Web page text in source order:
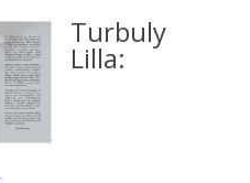
Turbuly
Lilla: